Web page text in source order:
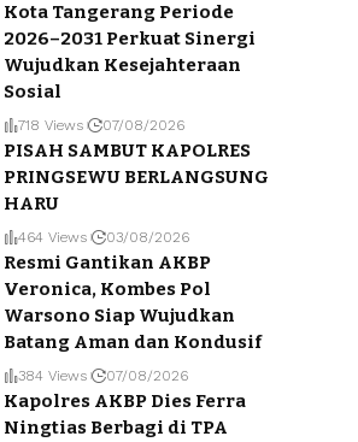
Kota Tangerang Periode
2026–2031 Perkuat Sinergi
Wujudkan Kesejahteraan
Sosial
718 Views 07/08/2026
PISAH SAMBUT KAPOLRES
PRINGSEWU BERLANGSUNG
HARU
464 Views 03/08/2026
Resmi Gantikan AKBP
Veronica, Kombes Pol
Warsono Siap Wujudkan
Batang Aman dan Kondusif
384 Views 07/08/2026
Kapolres AKBP Dies Ferra
Ningtias Berbagi di TPA